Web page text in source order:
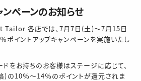
ンペーンのお知らせ
各店では、7月7日(土)～7月15日
ポイントアップキャンペーンを実施いたし
ドをお持ちのお客様はステージに応じて、
)の10％～14％のポイントが還元されま